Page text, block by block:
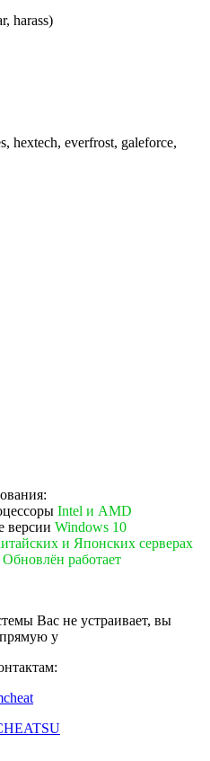
harass)
hextech, everfrost, galeforce,
Intel и AMD
версии Windows 10
и Японских серверах
Обновлён работает
Вас не устраивает, вы
прямую у